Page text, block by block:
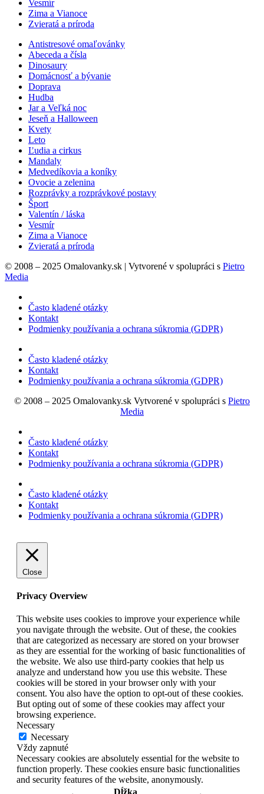
Vesmír
Zima a Vianoce
Zvieratá a príroda
Antistresové omaľovánky
Abeceda a čísla
Dinosaury
Domácnosť a bývanie
Doprava
Hudba
Jar a Veľká noc
Jeseň a Halloween
Kvety
Leto
Ľudia a cirkus
Mandaly
Medvedíkovia a koníky
Ovocie a zelenina
Rozprávky a rozprávkové postavy
Šport
Valentín / láska
Vesmír
Zima a Vianoce
Zvieratá a príroda
© 2008 – 2025 Omalovanky.sk | Vytvorené v spolupráci s Pietro
Media
Často kladené otázky
Kontakt
Podmienky používania a ochrana súkromia (GDPR)
Často kladené otázky
Kontakt
Podmienky používania a ochrana súkromia (GDPR)
© 2008 – 2025 Omalovanky.sk Vytvorené v spolupráci s Pietro
Media
Často kladené otázky
Kontakt
Podmienky používania a ochrana súkromia (GDPR)
Často kladené otázky
Kontakt
Podmienky používania a ochrana súkromia (GDPR)
Close
Privacy Overview
This website uses cookies to improve your experience while
you navigate through the website. Out of these, the cookies
that are categorized as necessary are stored on your browser
as they are essential for the working of basic functionalities of
the website. We also use third-party cookies that help us
analyze and understand how you use this website. These
cookies will be stored in your browser only with your
consent. You also have the option to opt-out of these cookies.
But opting out of some of these cookies may affect your
browsing experience.
Necessary
Necessary
Vždy zapnuté
Necessary cookies are absolutely essential for the website to
function properly. These cookies ensure basic functionalities
and security features of the website, anonymously.